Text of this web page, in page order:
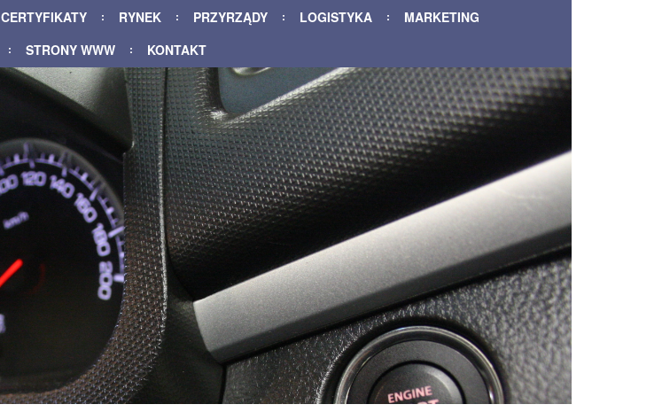
CERTYFIKATY RYNEK PRZYRZĄDY LOGISTYKA
MARKETING
STRONY WWW KONTAKT